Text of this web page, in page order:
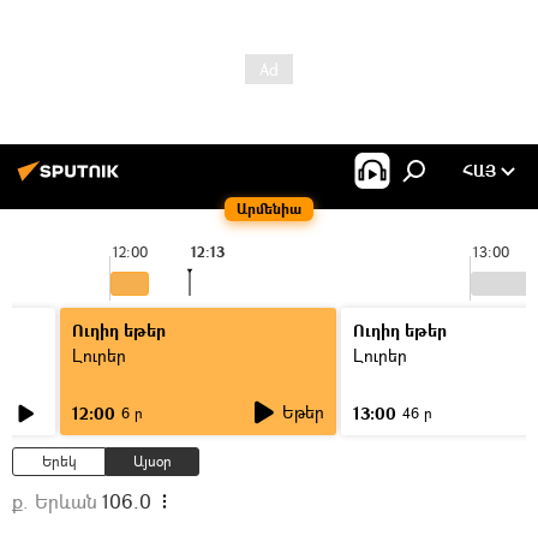
Արմենիա
ՀԱՅ
12:00 13:00
12:13
Ուղիղ եթեր
Լուրեր
12:00 6 ր Եթեր
Ուղիղ եթեր
Լուրեր
13:00 46 ր
Երեկ Այսօր
ք. Երևան 106.0